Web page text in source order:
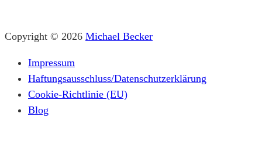
Copyright © 2026 Michael Becker
Impressum
Haftungsausschluss/Datenschutzerklärung
Cookie-Richtlinie (EU)
Blog